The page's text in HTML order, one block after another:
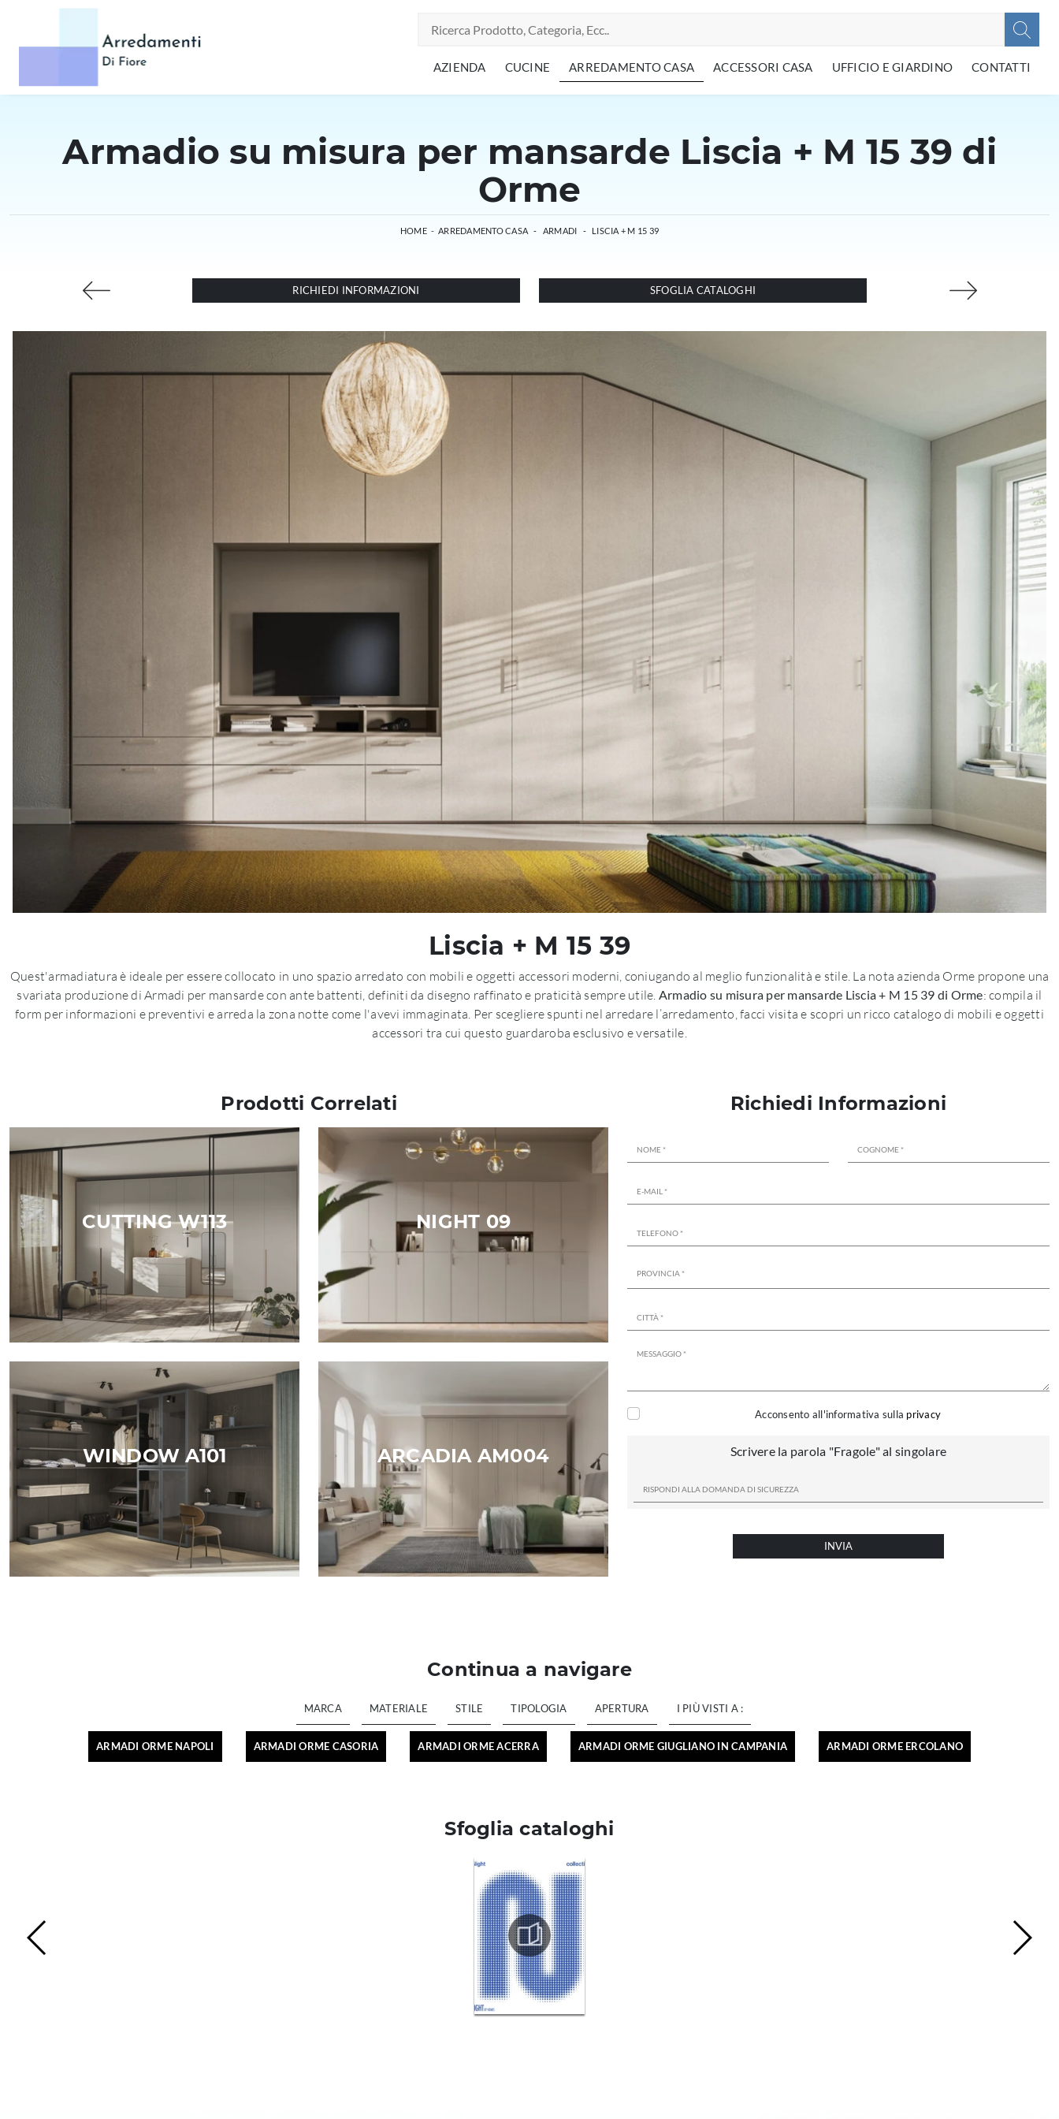
AZIENDA CUCINE ARREDAMENTO CASA ACCESSORI CASA UFFICIO E GIARDINO CONTATTI
Armadio su misura per mansarde Liscia + M 15 39 di
Orme
HOME - ARREDAMENTO CASA - ARMADI - LISCIA + M 15 39
RICHIEDI INFORMAZIONI SFOGLIA CATALOGHI
Liscia + M 15 39
Quest'armadiatura è ideale per essere collocato in uno spazio arredato con mobili e oggetti accessori moderni, coniugando al meglio funzionalità e stile. La nota azienda Orme propone una
svariata produzione di Armadi per mansarde con ante battenti, definiti da disegno raffinato e praticità sempre utile. Armadio su misura per mansarde Liscia + M 15 39 di Orme: compila il
form per informazioni e preventivi e arreda la zona notte come l'avevi immaginata. Per scegliere spunti nel arredare l’arredamento, facci visita e scopri un ricco catalogo di mobili e oggetti
accessori tra cui questo guardaroba esclusivo e versatile.
Prodotti Correlati
CUTTING W113 NIGHT 09
WINDOW A101 ARCADIA AM004
Richiedi Informazioni
Acconsento all'informativa sulla privacy
Scrivere la parola "Fragole" al singolare
INVIA
Continua a navigare
MARCA MATERIALE STILE TIPOLOGIA APERTURA I PIÙ VISTI A :
ARMADI ORME NAPOLI ARMADI ORME CASORIA ARMADI ORME ACERRA ARMADI ORME GIUGLIANO IN CAMPANIA ARMADI ORME ERCOLANO
Sfoglia cataloghi